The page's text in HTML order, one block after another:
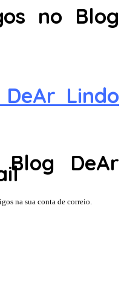
no Blog
Lindo
Blog DeAr
na sua conta de correio.